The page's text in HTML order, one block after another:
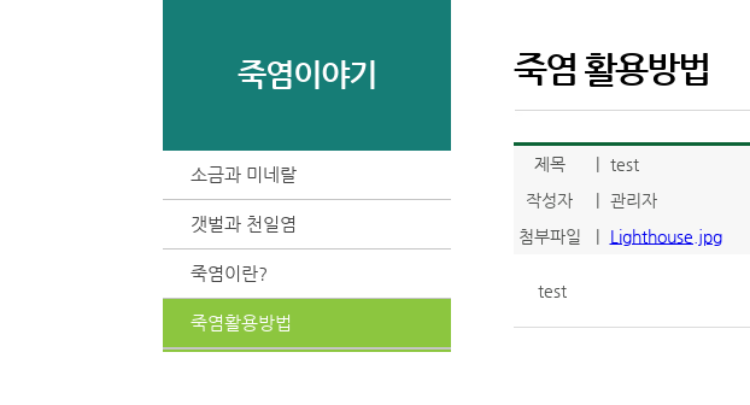
죽염이야기
소금과 미네랄
갯벌과 천일염
죽염이란?
죽염활용방법
죽염 활용방법
제목
test
작성자
관리자
첨부파일
Lighthouse.jpg
test